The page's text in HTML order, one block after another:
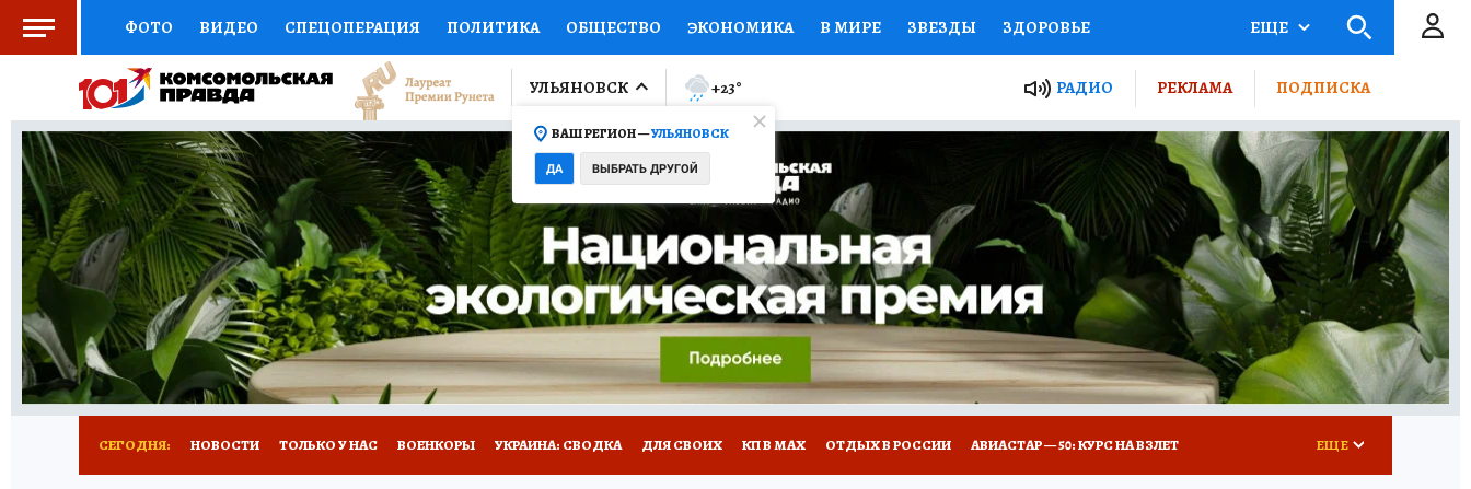
ФОТО ВИДЕО СПЕЦОПЕРАЦИЯ ПОЛИТИКА ОБЩЕСТВО ЭКОНОМИКА В МИРЕ ЗВЕЗДЫ ЗДОРОВЬЕ
СОЦПОДДЕРЖКА НАУКА СПОРТ КОЛУМНИСТЫ ПРОИСШЕСТВИЯ НАЦИОНАЛЬНЫЕ ПРОЕКТЫ РОССИИ
ВЫБОР ЭКСПЕРТОВ ДОКТОР ФИНАНСЫ ОТКРЫВАЕМ МИР Я ЗНАЮ СЕМЬЯ ЖЕНСКИЕ СЕКРЕТЫ ПУТЕВОДИТЕЛЬ
КНИЖНАЯ ПОЛКА ПРОГНОЗЫ НА СПОРТ ПРОМОКОДЫ СЕРИАЛЫ СПЕЦПРОЕКТЫ ДЕФИЦИТ ЖЕЛЕЗА ТУРИЗМ
ПРЕСС-ЦЕНТР НЕДВИЖИМОСТЬ ТЕЛЕВИЗОР КОЛЛЕКЦИИ КОНКУРСЫ РАБОТА У НАС ГИД ПОТРЕБИТЕЛЯ ВСЕ О КП
РАДИО КП РЕКЛАМА ТЕСТЫ НОВОЕ НА САЙТЕ
ЕЩЕ
УЛЬЯНОВСК
ВАШ РЕГИОН —УЛЬЯНОВСК
ДА ВЫБРАТЬ ДРУГОЙ
+23° РАДИО РЕКЛАМА ПОДПИСКА
СЕГОДНЯ: НОВОСТИ ТОЛЬКО У НАС ВОЕНКОРЫ УКРАИНА: СВОДКА ДЛЯ СВОИХ КП В МАХ ОТДЫХ В РОССИИ АВИАСТАР — 50: КУРС НА ВЗЛЕТ ЕЩЕ